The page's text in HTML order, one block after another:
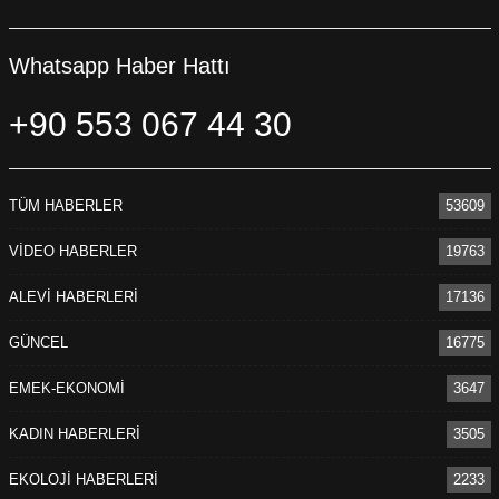
düşmesine neden oluyor. Bu nedenle konteyner
belirtti.
Whatsapp Haber Hattı
+90 553 067 44 30
TÜM HABERLER 53609
VİDEO HABERLER 19763
ALEVİ HABERLERİ 17136
GÜNCEL 16775
EMEK-EKONOMİ 3647
KADIN HABERLERİ 3505
EKOLOJİ HABERLERİ 2233